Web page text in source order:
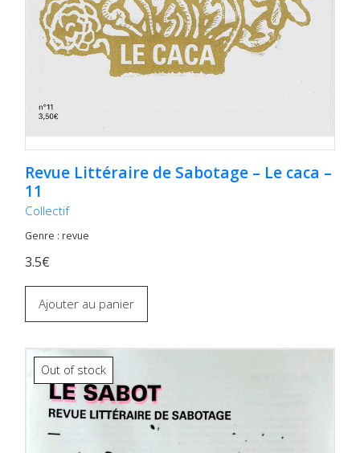
Revue Littéraire de Sabotage – Le caca –
11
Collectif
Genre : revue
3.5€
Ajouter au panier
Out of stock